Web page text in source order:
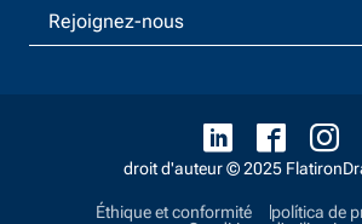
Rejoignez-nous
droit d'auteur © 2025
Éthique et conformité
política de